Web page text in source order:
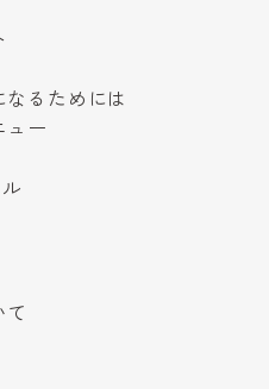
るためには
ュー